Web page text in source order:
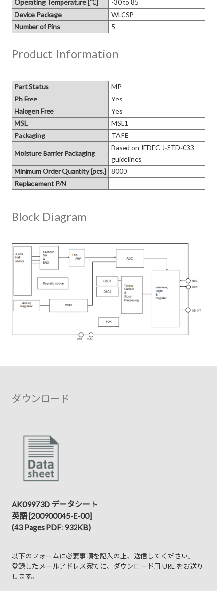
Operating Temperature [℃]
-30 to 85
Device Package
WLCSP
Number of Pins
5
Product Information
Part Status
MP
Pb Free
Yes
Halogen Free
Yes
MSL
MSL1
Packaging
TAPE
Moisture Barrier Packaging
Based on JEDEC J‑STD‑033
guidelines
Minimum Order Quantity [pcs.]
8000
Replacement P/N
Block Diagram
ダウンロード
AK09973D データシート
英語 [200900045-E-00]
(43 Pages PDF: 932KB)
以下のフォームに必要事項を記入の上、送信してください。
登録したメールアドレス宛てに、ダウンロード用 URL をお送り
します。